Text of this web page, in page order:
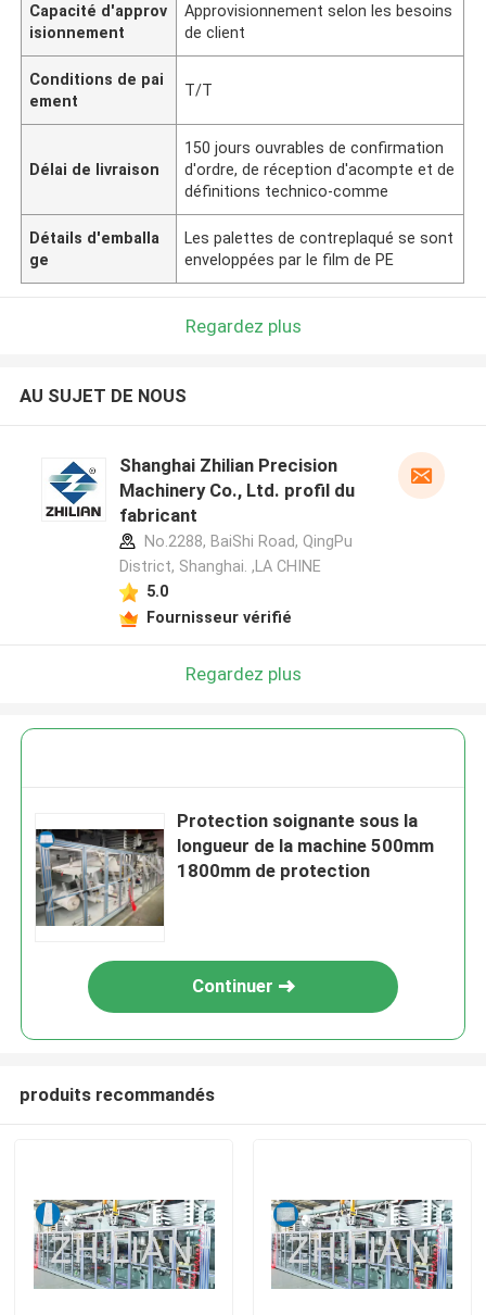
Capacité d'approv
isionnement
Approvisionnement selon les besoins
de client
Conditions de pai
ement
T/T
Délai de livraison
150 jours ouvrables de confirmation
d'ordre, de réception d'acompte et de
définitions technico-comme
Détails d'emballa
ge
Les palettes de contreplaqué se sont
enveloppées par le film de PE
Regardez plus
AU SUJET DE NOUS
Shanghai Zhilian Precision
Machinery Co., Ltd. profil du
fabricant
No.2288, BaiShi Road, QingPu
District, Shanghai. ,LA CHINE
5.0
Fournisseur vérifié
Regardez plus
Protection soignante sous la
longueur de la machine 500mm
1800mm de protection
Continuer
produits recommandés